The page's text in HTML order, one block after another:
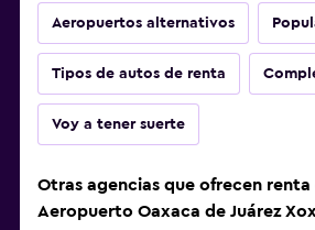
Aeropuertos alternativos
Tipos de autos de renta
Voy a tener suerte
Otras agencias que ofrecen renta
Aeropuerto Oaxaca de Juárez